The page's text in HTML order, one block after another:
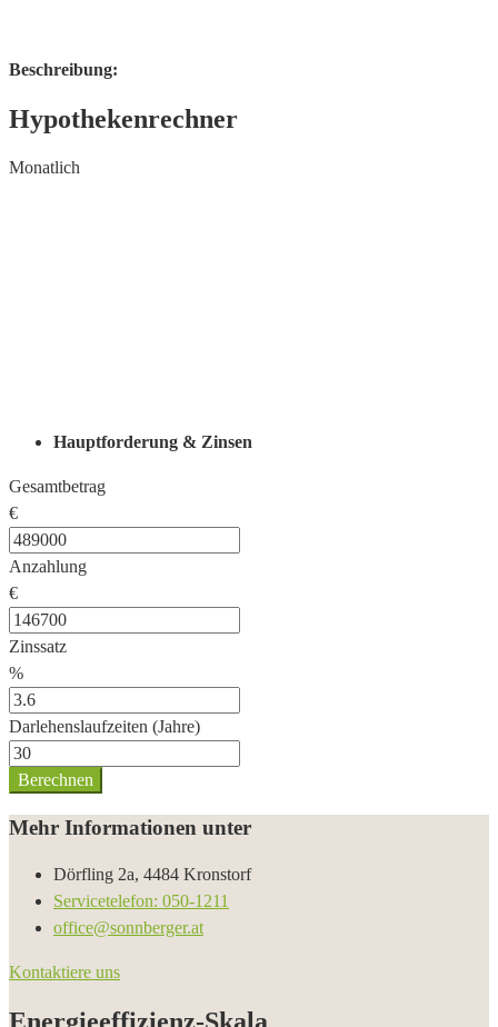
Beschreibung:
Hypothekenrechner
Monatlich
Hauptforderung & Zinsen
Gesamtbetrag
€
Anzahlung
€
Zinssatz
%
Darlehenslaufzeiten (Jahre)
Berechnen
Mehr Informationen unter
Dörfling 2a, 4484 Kronstorf
Servicetelefon: 050-1211
office@sonnberger.at
Kontaktiere uns